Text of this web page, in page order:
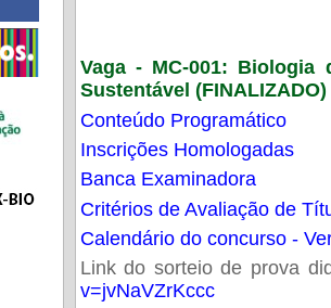
Vaga - MC-001: Biologia
Sustentável (FINALIZADO)
Conteúdo Programático
Inscrições Homologadas
Banca Examinadora
Critérios de Avaliação de
Calendário do concurso -
Link do sorteio de prova
v=jvNaVZrKccc